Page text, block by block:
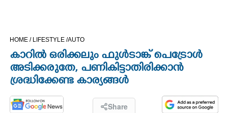
OPINION
PHOTOS
HOME / LIFESTYLE /AUTO
കാറിൽ ഒരിക്കലും ഫുൾടാങ്ക് പെട്രോൾ
അടിക്കരുതേ, പണികിട്ടാതിരിക്കാൻ
ശ്രദ്ധിക്കേണ്ട കാര്യങ്ങൾ
Share